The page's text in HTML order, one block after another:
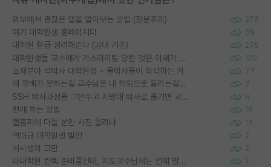
외부에서 괜찮은 랩을 알아보는 방법 (장문주의) 276
여기 대학원생 홈페이지다 59
대학원 월급 정리해준다 (공대 기준) 275
대학원생들 교수에게 가스라이팅 당한 것은 이해가 갑니다. 안타깝네요. 120
소재분야 석박사 대학원생 + 물박사들이 착각하는 거 77
왜 후배가 못하는걸 교수님은 내 책임으로 돌리는걸까요? 7
SSH 박사과정을 그만두고 지방대 박사로 옮기면 교수의 꿈은 끝일까요? 9
편애 하는 방법 16
랩홈피에 다들 본인 사진 올리냐 13
역대급 대학원생 빌런 2
석사생의 고민 2
타대학원 컨텍 준비중인데, 지도교수님께는 언제 말씀드려야 할까요? 2